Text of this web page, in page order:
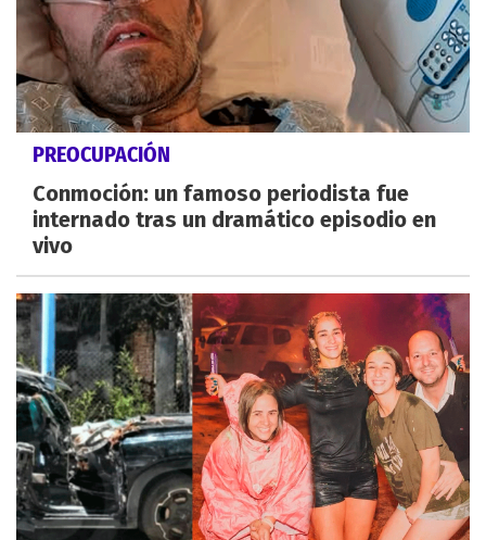
PREOCUPACIÓN
Conmoción: un famoso periodista fue
internado tras un dramático episodio en
vivo